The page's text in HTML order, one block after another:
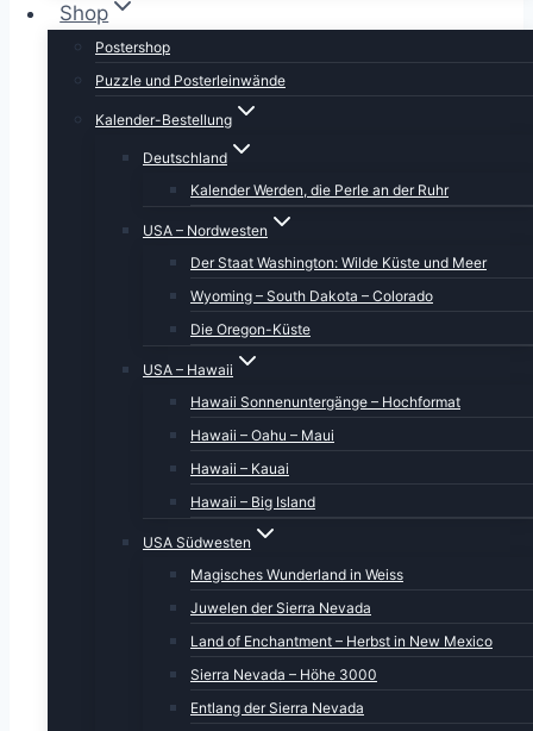
Shop
Postershop
Puzzle und Posterleinwände
Kalender-Bestellung
Deutschland
Kalender Werden, die Perle an der Ruhr
USA – Nordwesten
Der Staat Washington: Wilde Küste und Meer
Wyoming – South Dakota – Colorado
Die Oregon-Küste
USA – Hawaii
Hawaii Sonnenuntergänge – Hochformat
Hawaii – Oahu – Maui
Hawaii – Kauai
Hawaii – Big Island
USA Südwesten
Magisches Wunderland in Weiss
Juwelen der Sierra Nevada
Land of Enchantment – Herbst in New Mexico
Sierra Nevada – Höhe 3000
Entlang der Sierra Nevada